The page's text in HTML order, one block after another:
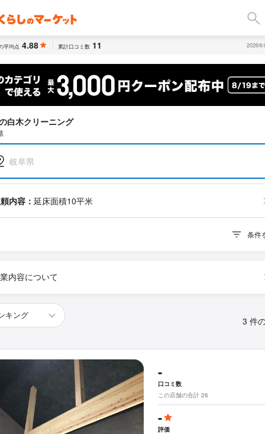
平均点 4.88 累計口コミ数 11 2026
白木クリーニング
岐阜県
内容： 延床面積10平米
条件
内容について
3 件
-
口コミ数
この店舗の合計 26
-
評価